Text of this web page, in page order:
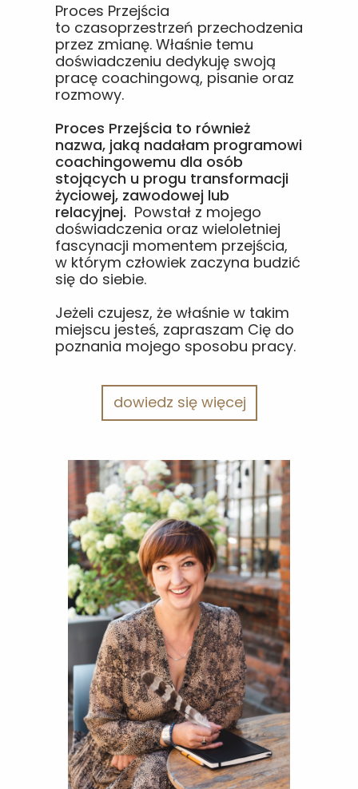
Proces Przejścia
to czasoprzestrzeń przechodzenia
przez zmianę. Właśnie temu
doświadczeniu dedykuję swoją
pracę coachingową, pisanie oraz
rozmowy.
Proces Przejścia to również
nazwa, jaką nadałam programowi
coachingowemu dla osób
stojących u progu transformacji
życiowej, zawodowej lub
relacyjnej. Powstał z mojego
doświadczenia oraz wieloletniej
fascynacji momentem przejścia,
w którym człowiek zaczyna budzić
się do siebie.
Jeżeli czujesz, że właśnie w takim
miejscu jesteś, zapraszam Cię do
poznania mojego sposobu pracy.
dowiedz się więcej